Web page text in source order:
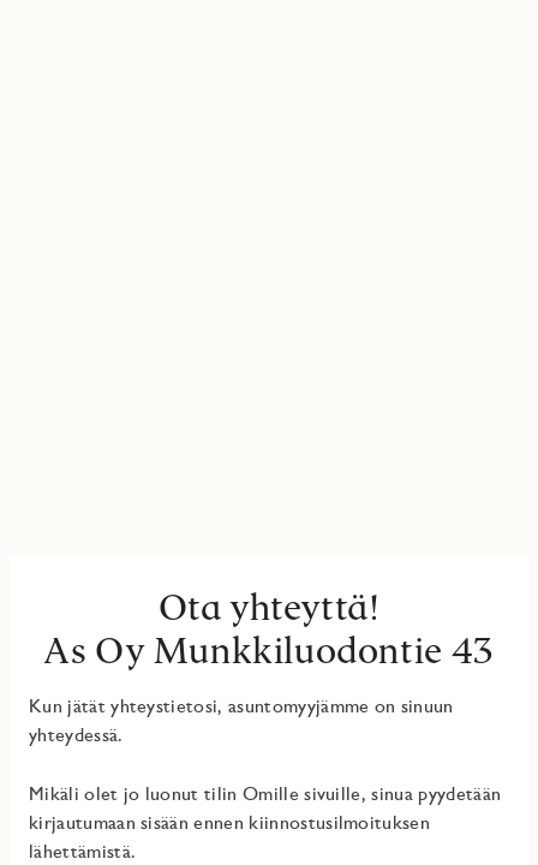
Ota yhteyttä!
As Oy Munkkiluodontie 43
Kun jätät yhteystietosi, asuntomyyjämme on sinuun
yhteydessä.
Mikäli olet jo luonut tilin Omille sivuille, sinua pyydetään
kirjautumaan sisään ennen kiinnostusilmoituksen
lähettämistä.